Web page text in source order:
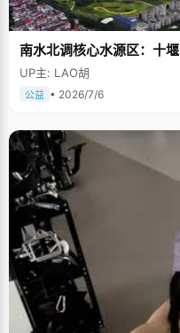
南水北调核心水源区：十堰
UP主: LAO胡
公益 • 2026/7/6